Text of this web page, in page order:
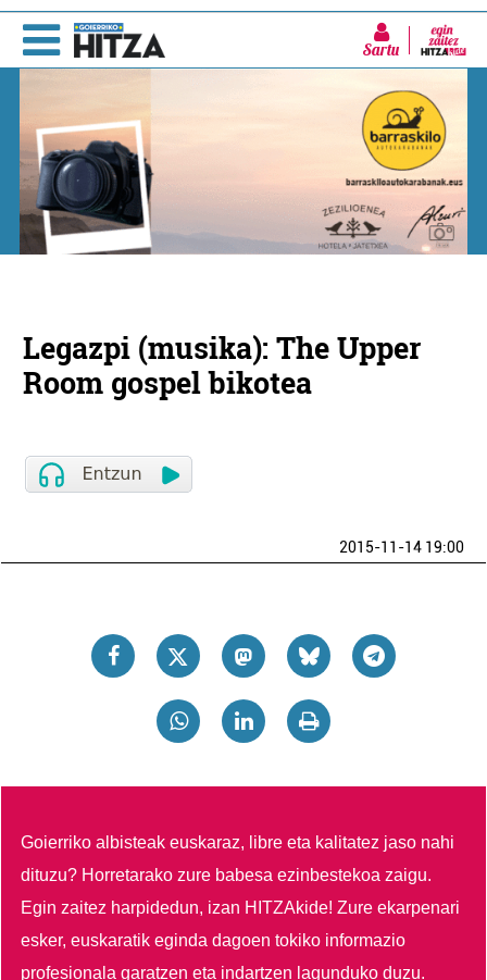
Sartu
Legazpi (musika): The Upper
Room gospel bikotea
2015-11-14 19:00
Goierriko albisteak euskaraz, libre eta kalitatez jaso nahi
dituzu? Horretarako zure babesa ezinbestekoa zaigu.
Egin zaitez harpidedun, izan HITZAkide!Zure ekarpenari
esker, euskaratik eginda dagoen tokiko informazio
profesionala garatzen eta indartzen lagunduko duzu.